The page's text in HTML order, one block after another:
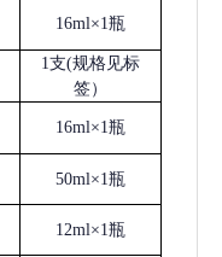
16ml×1瓶
1支(规格见标
签）
16ml×1瓶
50ml×1瓶
12ml×1瓶